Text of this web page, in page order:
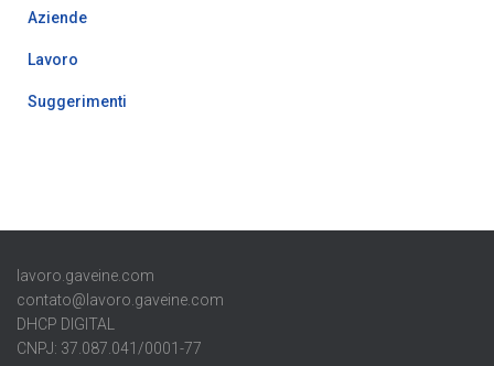
Aziende
Lavoro
Suggerimenti
lavoro.gaveine.com
contato@lavoro.gaveine.com
DHCP DIGITAL
CNPJ: 37.087.041/0001-77